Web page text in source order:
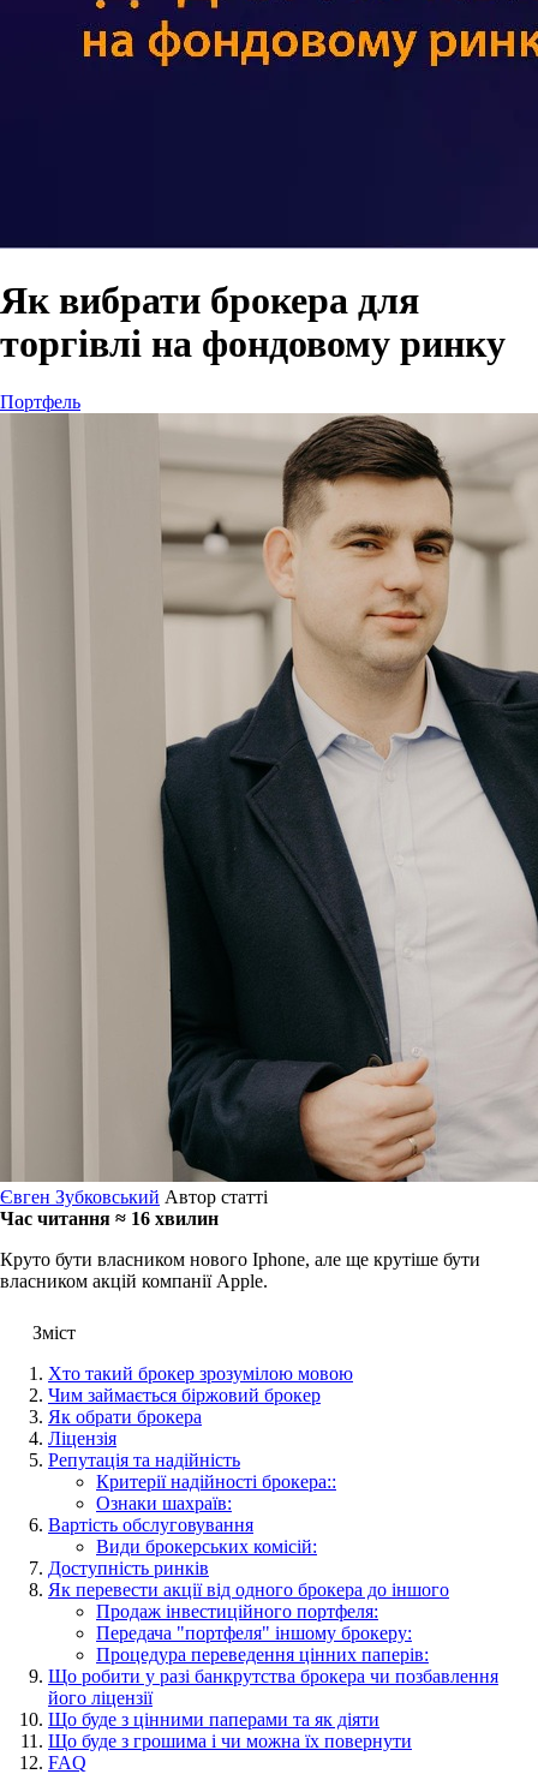
Як вибрати брокера для
торгівлі на фондовому ринку
Портфель
Євген Зубковський Автор статті
Час читання ≈ 16 хвилин
Круто бути власником нового Iphone, але ще крутіше бути
власником акцій компанії Apple.
Зміст
Хто такий брокер зрозумілою мовою
Чим займається біржовий брокер
Як обрати брокера
Ліцензія
Репутація та надійність
Критерії надійності брокера::
Ознаки шахраїв:
Вартість обслуговування
Види брокерських комісій:
Доступність ринків
Як перевести акції від одного брокера до іншого
Продаж інвестиційного портфеля:
Передача "портфеля" іншому брокеру:
Процедура переведення цінних паперів:
Що робити у разі банкрутства брокера чи позбавлення
його ліцензії
Що буде з цінними паперами та як діяти
Що буде з грошима і чи можна їх повернути
FAQ